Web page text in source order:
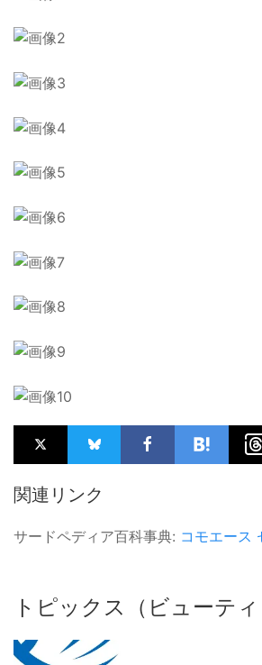
関連リンク
サードペディア百科事典: コモエース
トピックス（ビューティ